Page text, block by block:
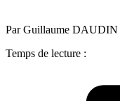
Par Guillaume DAUDIN
Temps de lecture :